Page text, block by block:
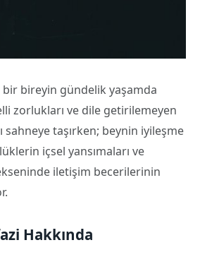
bireyin gündelik yaşamda
zorlukları ve dile getirilemeyen
sahneye taşırken; beynin iyileşme
içsel yansımaları ve
iletişim becerilerinin
Hakkında